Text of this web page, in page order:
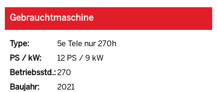
Gebrauchtmaschine
Type:
5e Tele nur 270h
PS / kW:
12 PS / 9 kW
Betriebsstd.: 270
Baujahr:
2021